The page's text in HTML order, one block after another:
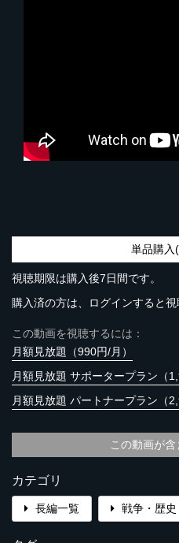
単品購入
視聴期限は購入後7日間です。
購入済の方は、ログインすると
この動画を視聴するには：
月額見放題（990円/月）
月額見放題 サポータープラン（
月額見放題 パートナープラン（
この動画が含
カテゴリ
長編一覧 戦争・歴史